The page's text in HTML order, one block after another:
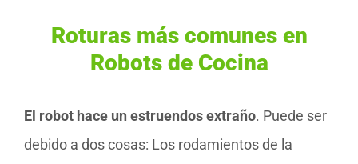
Roturas más comunes en
Robots de Cocina
El robot hace un estruendos extraño. Puede ser
debido a dos cosas: Los rodamientos de la